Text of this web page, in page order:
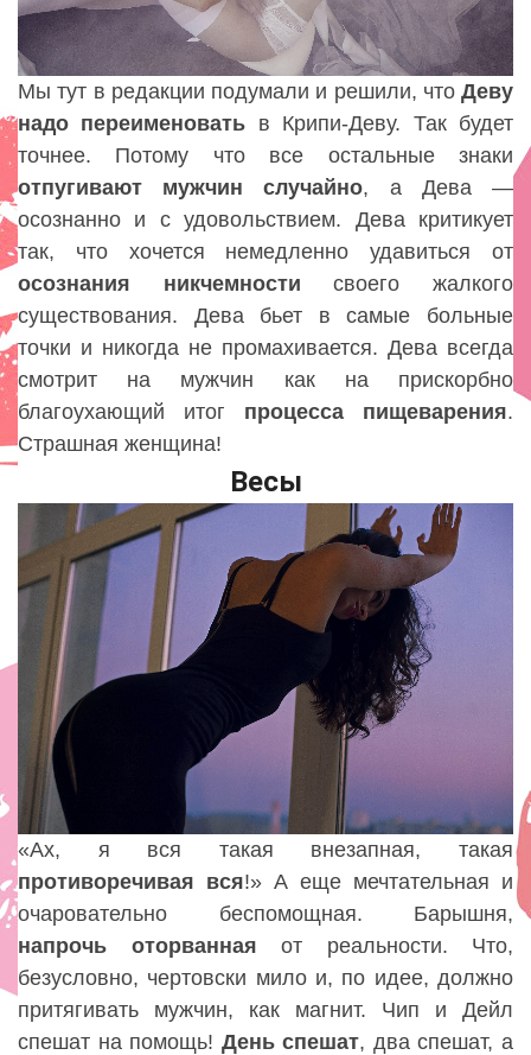
Мы тут в редакции подумали и решили, что Деву
надо переименовать в Крипи-Деву. Так будет
точнее. Потому что все остальные знаки
отпугивают
мужчин случайно, а Дева —
осознанно и с удовольствием. Дева критикует
так, что хочется немедленно удавиться от
осознания
никчемности своего жалкого
существования. Дева бьет в самые больные
точки и никогда не промахивается. Дева всегда
смотрит на мужчин как на прискорбно
благоухающий итог процесса пищеварения.
Страшная женщина!
Весы
«Ах, я вся такая внезапная, такая
противоречивая вся!» А еще мечтательная и
очаровательно беспомощная. Барышня,
напрочь оторванная от реальности. Что,
безусловно, чертовски мило и, по идее, должно
притягивать мужчин, как магнит. Чип и Дейл
спешат на помощь! День спешат, два спешат, а